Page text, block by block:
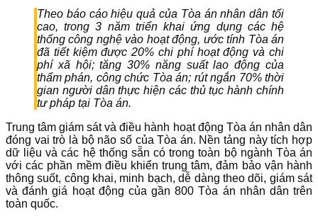
​Theo báo cáo hiệu quả của Tòa án nhân dân tối
cao, trong 3 năm triển khai ứng dụng các hệ
thống công nghệ vào hoạt động, ước tính Tòa án
đã tiết kiệm được 20% chi phí hoạt động và chi
phí xã hội; tăng 30% năng suất lao động của
thẩm phán, công chức Tòa án; rút ngắn 70% thời
gian người dân thực hiện các thủ tục hành chính
tư pháp tại Tòa án.
​Trung tâm giám sát và điều hành hoạt động Tòa án nhân dân
đóng vai trò là bộ não số của Tòa án. Nền tảng này tích hợp
dữ liệu và các hệ thống sẵn có trong toàn bộ ngành Tòa án
với các phần mềm điều khiển trung tâm, đảm bảo vận hành
thông suốt, công khai, minh bạch, dễ dàng theo dõi, giám sát
và đánh giá hoạt động của gần 800 Tòa án nhân dân trên
toàn quốc.